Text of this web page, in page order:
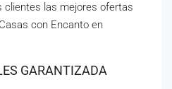
clientes las mejores ofertas
con Encanto en
GARANTIZADA